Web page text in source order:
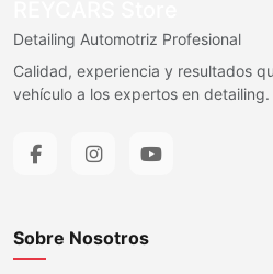
Detailing Automotriz Profesional
Calidad, experiencia y resultados
vehículo a los expertos en detailing.
Sobre Nosotros